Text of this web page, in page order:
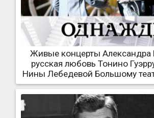
Живые концерты Александра
русская любовь Тонино
Нины Лебедевой Большому